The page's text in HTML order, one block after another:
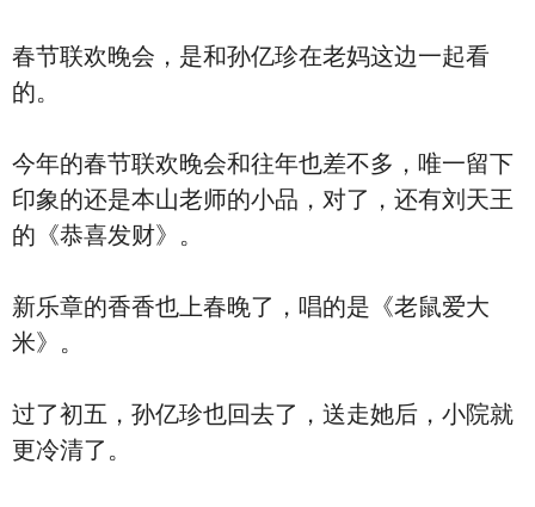
春节联欢晚会，是和孙亿珍在老妈这边一起看
的。
今年的春节联欢晚会和往年也差不多，唯一留下
印象的还是本山老师的小品，对了，还有刘天王
的《恭喜发财》。
新乐章的香香也上春晚了，唱的是《老鼠爱大
米》。
过了初五，孙亿珍也回去了，送走她后，小院就
更冷清了。